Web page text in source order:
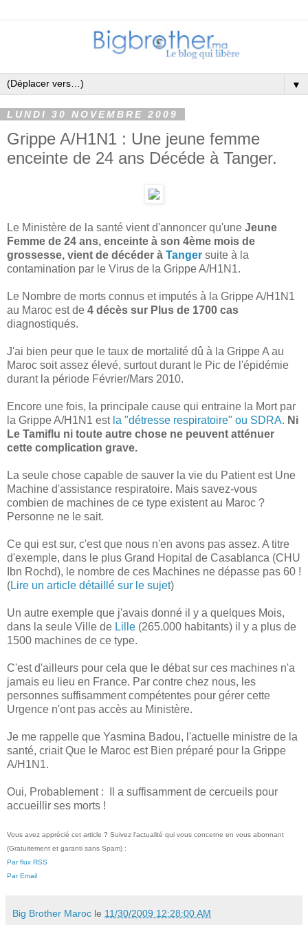
▼
LUNDI 30 NOVEMBRE 2009
Grippe A/H1N1 : Une jeune femme
enceinte de 24 ans Décéde à Tanger.
Le Ministère de la santé vient d'annoncer qu'une Jeune
Femme de 24 ans, enceinte à son 4ème mois de
grossesse, vient de décéder à Tanger suite à la
contamination par le Virus de la Grippe A/H1N1.
Le Nombre de morts connus et imputés à la Grippe A/H1N1
au Maroc est de 4 décès sur Plus de 1700 cas
diagnostiqués.
J'ai bien peur que le taux de mortalité dû à la Grippe A au
Maroc soit assez élevé, surtout durant le Pic de l'épidémie
durant la période Février/Mars 2010.
Encore une fois, la principale cause qui entraine la Mort par
la Grippe A/H1N1 est la "détresse respiratoire" ou SDRA. Ni
Le Tamiflu ni toute autre chose ne peuvent atténuer
cette complication grave.
La seule chose capable de sauver la vie du Patient est Une
Machine d'assistance respiratoire. Mais savez-vous
combien de machines de ce type existent au Maroc ?
Personne ne le sait.
Ce qui est sur, c'est que nous n'en avons pas assez. A titre
d'exemple, dans le plus Grand Hopital de Casablanca (CHU
Ibn Rochd), le nombre de ces Machines ne dépasse pas 60 !
(Lire un article détaillé sur le sujet)
Un autre exemple que j'avais donné il y a quelques Mois,
dans la seule Ville de Lille (265.000 habitants) il y a plus de
1500 machines de ce type.
C'est d'ailleurs pour cela que le débat sur ces machines n'a
jamais eu lieu en France. Par contre chez nous, les
personnes suffisamment compétentes pour gérer cette
Urgence n'ont pas accès au Ministère.
Je me rappelle que Yasmina Badou, l'actuelle ministre de la
santé, criait Que le Maroc est Bien préparé pour la Grippe
A/H1N1.
Oui, Probablement : Il a suffisamment de cercueils pour
accueillir ses morts !
Vous avez apprécié cet article ? Suivez l'actualité qui vous concerne en vous abonnant
(Gratuitement et garanti sans Spam) :
Par flux RSS
Par Email
Big Brother Maroc le 11/30/2009 12:28:00 AM